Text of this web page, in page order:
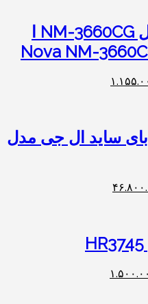
آسیاب قهوه نوا مدل NM-3660CG ا
Nova NM-
ساید ال جی مدل